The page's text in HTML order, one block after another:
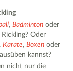
,Badminton oder
Oder
,Karate,Boxen oder
kannst?
nicht nur die